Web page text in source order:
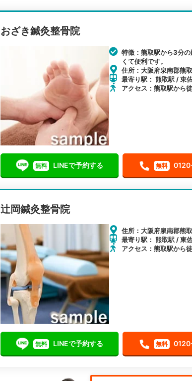
おざき鍼灸整骨院
特徴：熊取駅から3分
くて便利です。
住所：大阪府泉南郡熊
最寄り駅： 熊取駅 / 東
アクセス：熊取駅から
無料 LINEで予約する 無料
辻岡鍼灸整骨院
住所：大阪府泉南郡熊
最寄り駅： 熊取駅 / 東
アクセス：熊取駅から
無料 LINEで予約する 無料